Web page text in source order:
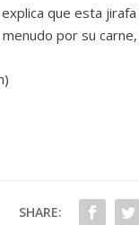
que esta
por su
SHARE: